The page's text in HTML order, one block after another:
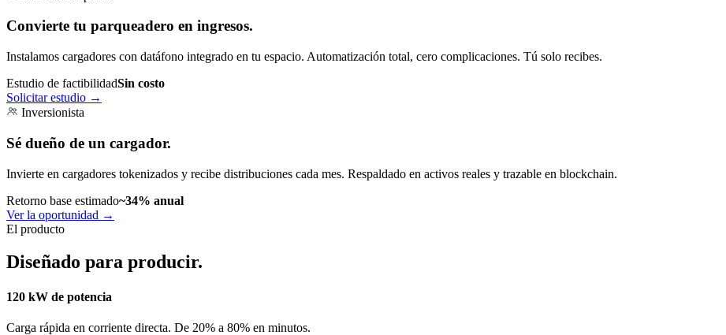
Convierte tu parqueadero en ingresos.
Instalamos cargadores con datáfono integrado en tu espacio. Automatización total, cero complicaciones. Tú solo recibes.
Estudio de factibilidadSin costo
Solicitar estudio →
Inversionista
Sé dueño de un cargador.
Invierte en cargadores tokenizados y recibe distribuciones cada mes. Respaldado en activos reales y trazable en blockchain.
Retorno base estimado~34% anual
Ver la oportunidad →
El producto
Diseñado para producir.
120 kW de potencia
Carga rápida en corriente directa. De 20% a 80% en minutos.